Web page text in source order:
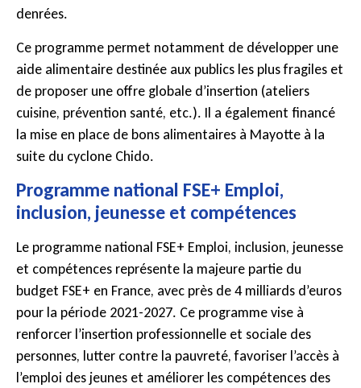
denrées.
Ce programme permet notamment de développer une
aide alimentaire destinée aux publics les plus fragiles et
de proposer une offre globale d’insertion (ateliers
cuisine, prévention santé, etc.). Il a également financé
la mise en place de bons alimentaires à Mayotte à la
suite du cyclone Chido.
Programme national FSE+ Emploi,
inclusion, jeunesse et compétences
Le programme national FSE+ Emploi, inclusion, jeunesse
et compétences représente la majeure partie du
budget FSE+ en France, avec près de 4 milliards d’euros
pour la période 2021-2027. Ce programme vise à
renforcer l’insertion professionnelle et sociale des
personnes, lutter contre la pauvreté, favoriser l’accès à
l’emploi des jeunes et améliorer les compétences des